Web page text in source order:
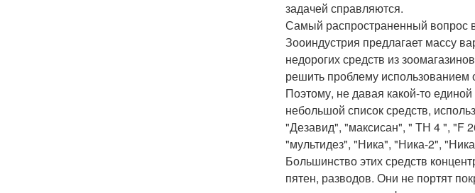
задачей справляются.
Самый распространенный вопрос
Зооиндустрия предлагает массу
недорогих средств из
решить проблему использованием
Поэтому, не давая какой-то
небольшой список средств,
"Дезавид", "максисан", " ТН 4 ", "F
"мультидез", "Ника", "Ника-2",
Большинство этих средств
пятен, разводов. Они не портят